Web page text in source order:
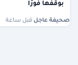
بوقفها فورًا
صحيفة عاجل قبل ساعة